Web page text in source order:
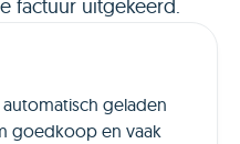
factuur uitgekeerd.
geladen
goedkoop en vaak